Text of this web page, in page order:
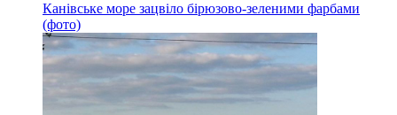
Канівське море зацвіло бірюзово-зеленими фарбами
(фото)